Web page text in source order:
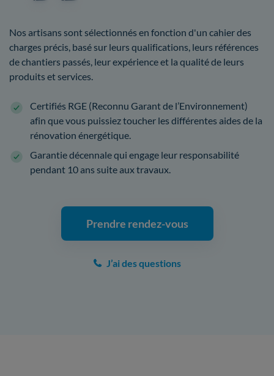
Nos artisans sont sélectionnés en fonction d'un cahier des
charges précis, basé sur leurs qualifications, leurs références
de chantiers passés, leur expérience et la qualité de leurs
produits et services.
Certifiés RGE (Reconnu Garant de l’Environnement)
afin que vous puissiez toucher les différentes aides de la
rénovation énergétique.
Garantie décennale qui engage leur responsabilité
pendant 10 ans suite aux travaux.
Prendre rendez-vous
J’ai des questions